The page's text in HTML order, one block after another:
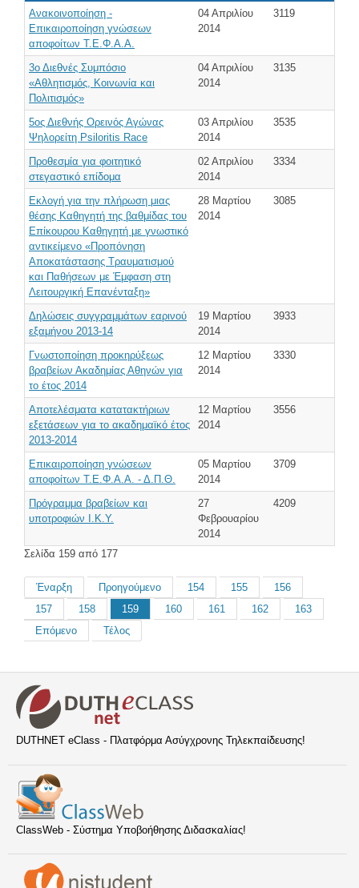
Ανακοινoποίηση -
Επικαιροποίηση γνώσεων
αποφοίτων Τ.Ε.Φ.Α.Α.
04 Απριλίου
2014
3119
3ο Διεθνές Συμπόσιο
«Αθλητισμός, Κοινωνία και
Πολιτισμός»
04 Απριλίου
2014
3135
5ος Διεθνής Ορεινός Αγώνας
Ψηλορείτη Psiloritis Race
03 Απριλίου
2014
3535
Προθεσμία για φοιτητικό
στεγαστικό επίδομα
02 Απριλίου
2014
3334
Εκλογή για την πλήρωση μιας
θέσης Καθηγητή της βαθμίδας του
Επίκουρου Καθηγητή με γνωστικό
αντικείμενο «Προπόνηση
Αποκατάστασης Τραυματισμού
και Παθήσεων με Έμφαση στη
Λειτουργική Επανένταξη»
28 Μαρτίου
2014
3085
Δηλώσεις συγγραμμάτων εαρινού
εξαμήνου 2013-14
19 Μαρτίου
2014
3933
Γνωστοποίηση προκηρύξεως
βραβείων Ακαδημίας Αθηνών για
το έτος 2014
12 Μαρτίου
2014
3330
Αποτελέσματα κατατακτήριων
εξετάσεων για το ακαδημαϊκό έτος
2013-2014
12 Μαρτίου
2014
3556
Επικαιροποίηση γνώσεων
αποφοίτων Τ.Ε.Φ.Α.Α. - Δ.Π.Θ.
05 Μαρτίου
2014
3709
Πρόγραμμα βραβείων και
υποτροφιών Ι.Κ.Υ.
27
Φεβρουαρίου
2014
4209
Σελίδα 159 από 177
Έναρξη Προηγούμενο 154 155
156
157
158 159 160 161 162
163
Επόμενο
Τέλος
DUTHNET eClass - Πλατφόρμα Ασύγχρονης Τηλεκπαίδευσης!
ClassWeb - Σύστημα Υποβοήθησης Διδασκαλίας!